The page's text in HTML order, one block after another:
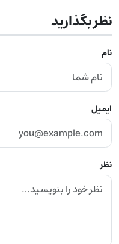
نظر بگذارید
نام
ایمیل
نظر